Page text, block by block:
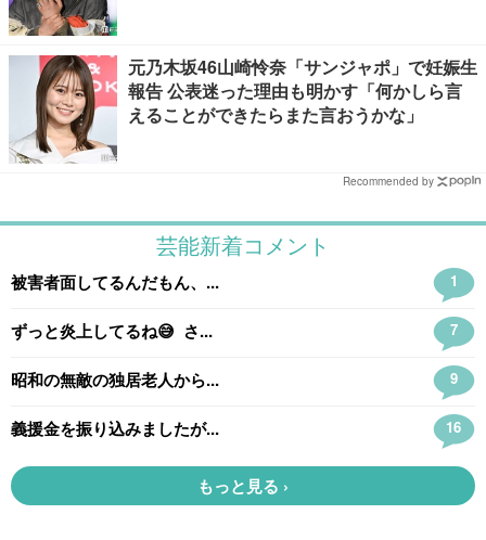
元乃木坂46山崎怜奈「サンジャポ」で妊娠生
報告 公表迷った理由も明かす「何かしら言
えることができたらまた言おうかな」
Recommended by